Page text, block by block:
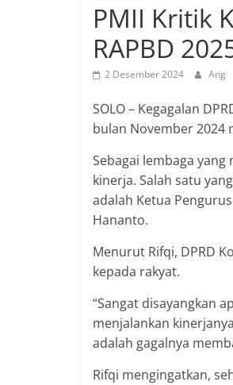
PMII Kritik
RAPBD
2 Desember 2024 Ang
SOLO – Kegagalan
bulan November 2024
Sebagai lembaga
kinerja. Salah satu
adalah Ketua
Hananto.
Menurut Rifqi, DPRD
kepada rakyat.
“Sangat disayangkan
menjalankan
adalah gagalnya
Rifqi mengingatkan,